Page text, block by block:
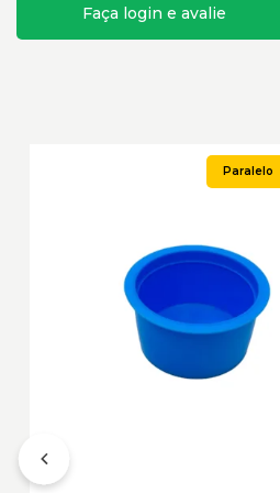
Faça login e avalie